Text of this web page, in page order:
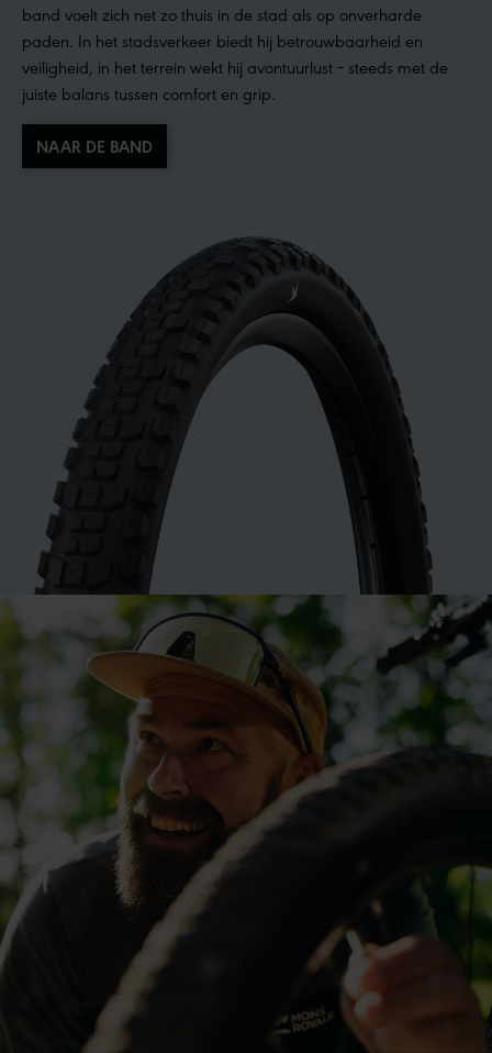
band voelt zich net zo thuis in de stad als op onverharde
paden. In het stadsverkeer biedt hij betrouwbaarheid en
veiligheid, in het terrein wekt hij avontuurlust – steeds met de
juiste balans tussen comfort en grip.
NAAR DE BAND